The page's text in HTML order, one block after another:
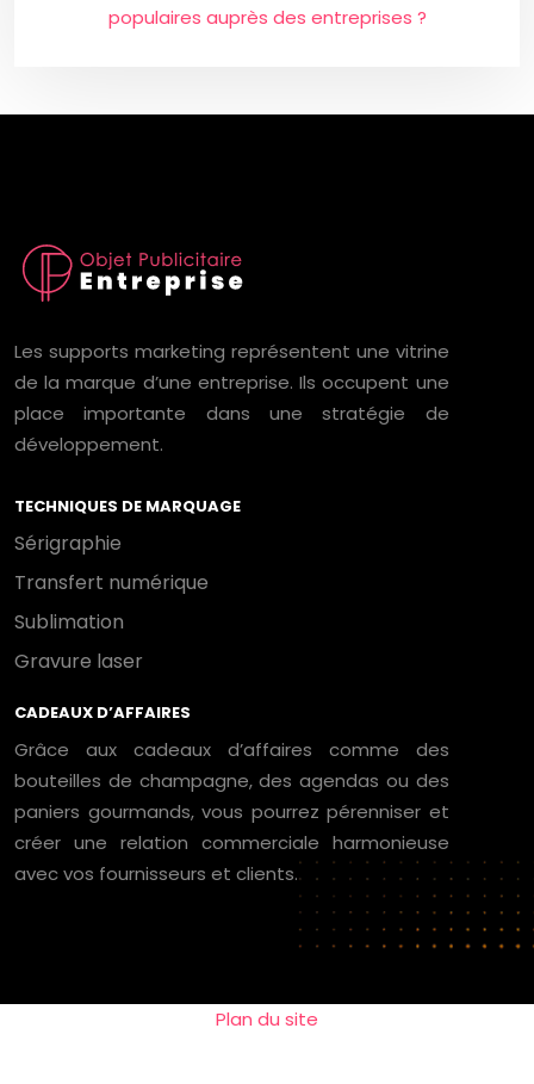
populaires auprès des entreprises ?
Les supports marketing représentent une vitrine
de la marque d’une entreprise. Ils occupent une
place importante dans une stratégie de
développement.
TECHNIQUES DE MARQUAGE
Sérigraphie
Transfert numérique
Sublimation
Gravure laser
CADEAUX D’AFFAIRES
Grâce aux cadeaux d’affaires comme des
bouteilles de champagne, des agendas ou des
paniers gourmands, vous pourrez pérenniser et
créer une relation commerciale harmonieuse
avec vos fournisseurs et clients.
Plan du site